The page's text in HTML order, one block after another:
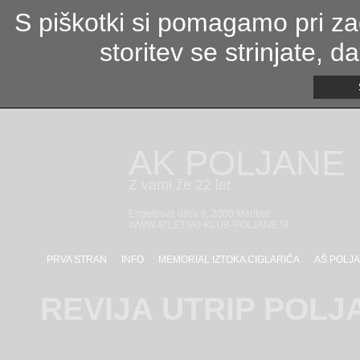
S piškotki si pomagamo pri
storitev se strinjate,
PRVA STRAN INFO MEMORIAL IZTOKA CIGLARIČA AŠ